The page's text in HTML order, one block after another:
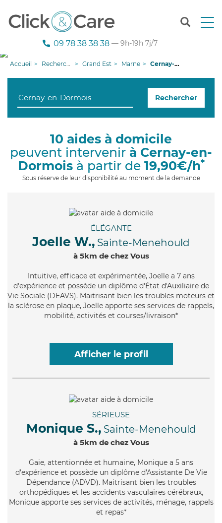
T
n
g
i
09 78 38 38 38 — 9h-19h 7j/7
Accueil Recherche aide à domicile Grand Est Marne Cernay-en-Dormois
Rechercher
10 aides à domicile
peuvent intervenir à Cernay-en-
Dormoisà partir de 19,90€/h*
Sous réserve de leur disponibilité au moment de la demande
ÉLÉGANTE
Joelle W., Sainte-Menehould
à 5km de chez Vous
Intuitive, efficace et expérimentée, Joelle a 7 ans
d'expérience et possède un diplôme d'État d'Auxiliaire de
Vie Sociale (DEAVS). Maitrisant bien les troubles moteurs et
la sclérose en plaque, Joelle apporte ses services de rappels,
mobilité, activités et courses/livraison*
Afficher le profil
SÉRIEUSE
Monique S., Sainte-Menehould
à 5km de chez Vous
Gaie, attentionnée et humaine, Monique a 5 ans
d'expérience et possède un diplôme d'Assistante De Vie
Dépendance (ADVD). Maitrisant bien les troubles
orthopédiques et les accidents vasculaires cérébraux,
Monique apporte ses services de activités, ménage, rappels
et repas*